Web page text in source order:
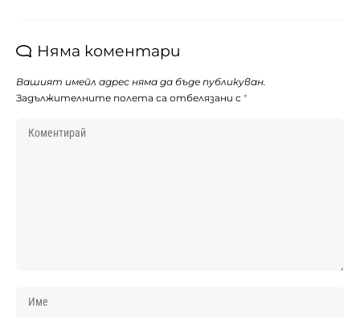
Няма коментари
Вашият имейл адрес няма да бъде публикуван.
Задължителните полета са отбелязани с *